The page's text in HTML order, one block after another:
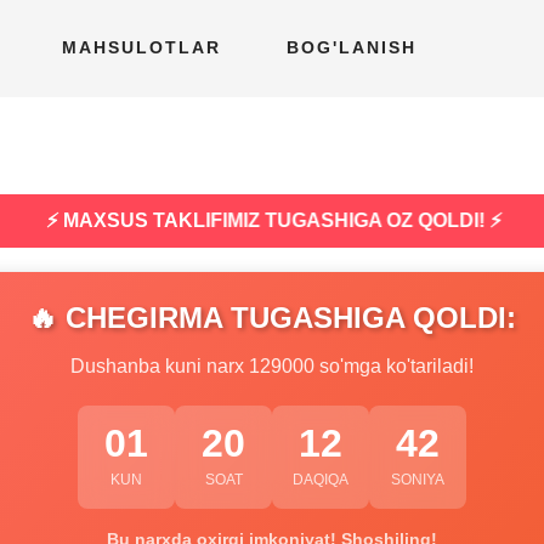
MAHSULOTLAR BOG'LANISH
⚡ MAXSUS TAKLIFIMIZ TUGASHIGA OZ QOLDI! ⚡
🔥 CHEGIRMA TUGASHIGA QOLDI:
Dushanba kuni narx 129000 so'mga ko'tariladi!
01
KUN
20
SOAT
12
DAQIQA
41
SONIYA
Bu narxda oxirgi imkoniyat! Shoshiling!